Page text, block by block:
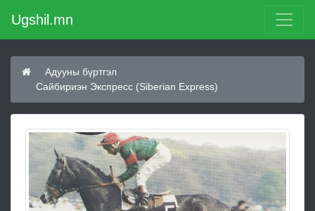
Ugshil.mn
Адууны бүртгэл
Сaйбиpиэн Экcпpecc (Siberian Express)